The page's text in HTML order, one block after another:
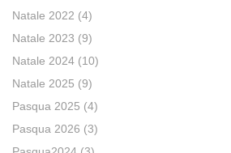
Natale 2022 (4)
Natale 2023 (9)
Natale 2024 (10)
Natale 2025 (9)
Pasqua 2025 (4)
Pasqua 2026 (3)